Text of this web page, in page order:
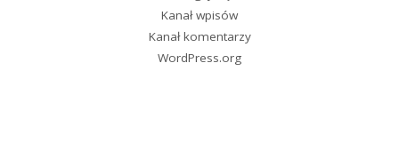
Kanał wpisów
Kanał komentarzy
WordPress.org